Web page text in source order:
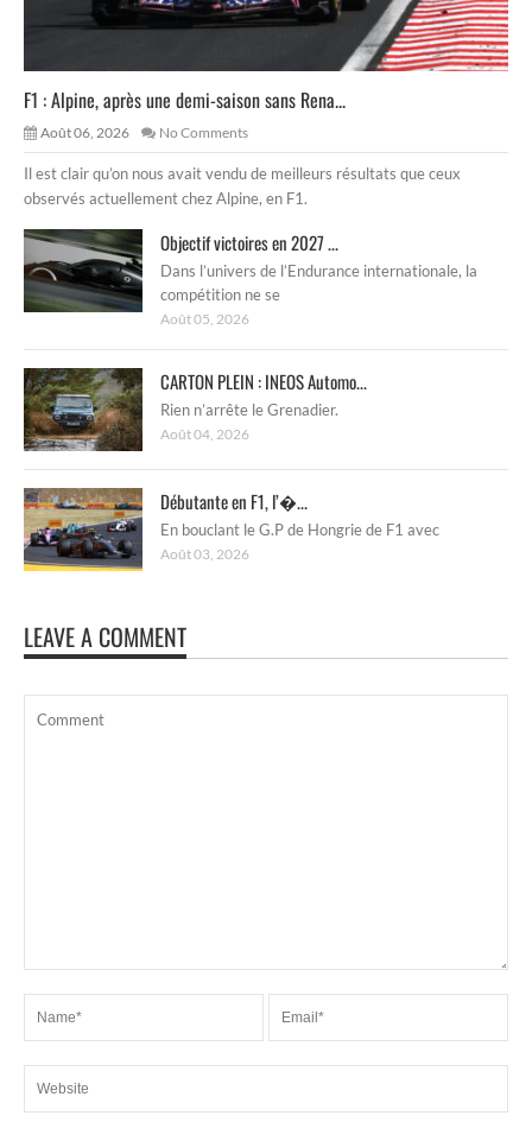
F1 : Alpine, après une demi-saison sans Rena...
Août 06, 2026 No Comments
Il est clair qu’on nous avait vendu de meilleurs résultats que ceux
observés actuellement chez Alpine, en F1.
Objectif victoires en 2027 ...
Dans l’univers de l’Endurance internationale, la
compétition ne se
Août 05, 2026
CARTON PLEIN : INEOS Automo...
Rien n’arrête le Grenadier.
Août 04, 2026
Débutante en F1, l’�...
En bouclant le G.P de Hongrie de F1 avec
Août 03, 2026
LEAVE A COMMENT